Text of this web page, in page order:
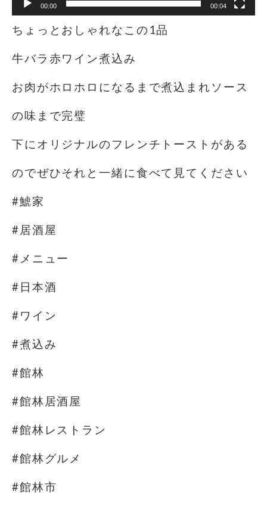
00:00 00:04
ちょっとおしゃれなこの1品
牛バラ赤ワイン煮込み
お肉がホロホロになるまで煮込まれソース
の味まで完璧
下にオリジナルのフレンチトーストがある
のでぜひそれと一緒に食べて見てください
#鯱家
#居酒屋
#メニュー
#日本酒
#ワイン
#煮込み
#館林
#館林居酒屋
#館林レストラン
#館林グルメ
#館林市